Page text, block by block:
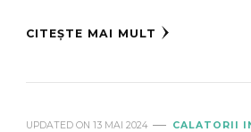
CITEȘTE MAI MULT
UPDATED ON 13 MAI 2024 CALATORII